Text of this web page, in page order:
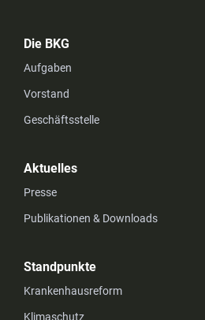
Die BKG
Aufgaben
Vorstand
Geschäftsstelle
Aktuelles
Presse
Publikationen & Downloads
Standpunkte
Krankenhausreform
Klimaschutz